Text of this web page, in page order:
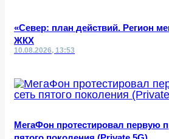
«Север: план действий. Регион
ЖКХ
10.08.2026, 13:53
МегаФон протестировал первую